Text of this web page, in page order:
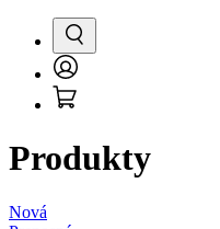
Prihlásenie
Košík
Produkty
Nová